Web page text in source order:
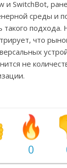
и SwitchBot,
среды и
такого подхода.
что
не
0